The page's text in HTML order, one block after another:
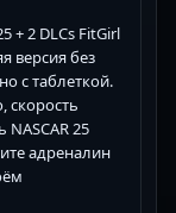
+ 2 DLCs FitGirl
версия без
с таблеткой.
скорость
25
адреналин